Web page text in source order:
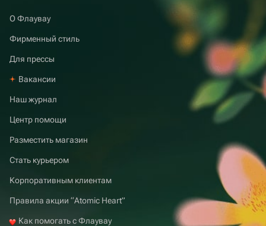
О Флаувау
Фирменный стиль
Для прессы
Вакансии
Наш журнал
Центр помощи
Разместить магазин
Стать курьером
Корпоративным клиентам
Правила акции “Atomic Heart”
Как помогать с Флаувау